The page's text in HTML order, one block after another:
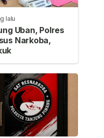
lalu
Uban, Polres
Narkoba,